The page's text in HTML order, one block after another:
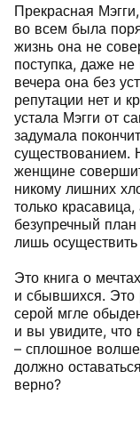
Прекрасная
во всем была
жизнь она не
поступка, даже
вечера она без
репутации нет и
устала Мэгги от
задумала
существованием.
женщине
никому лишних
только
безупречный
лишь
Это книга о
и сбывшихся. Это
серой мгле
и вы увидите, что
– сплошное
должно
верно?